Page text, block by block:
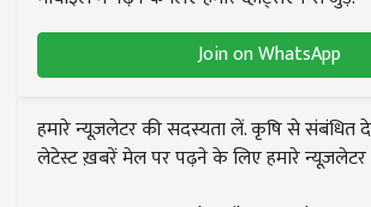
Join on WhatsApp
हमारे न्यूज़लेटर की सदस्यता लें. कृषि से संबंधित
लेटेस्ट ख़बरें मेल पर पढ़ने के लिए हमारे